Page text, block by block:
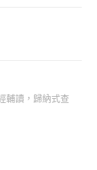
輔讀，歸納式查